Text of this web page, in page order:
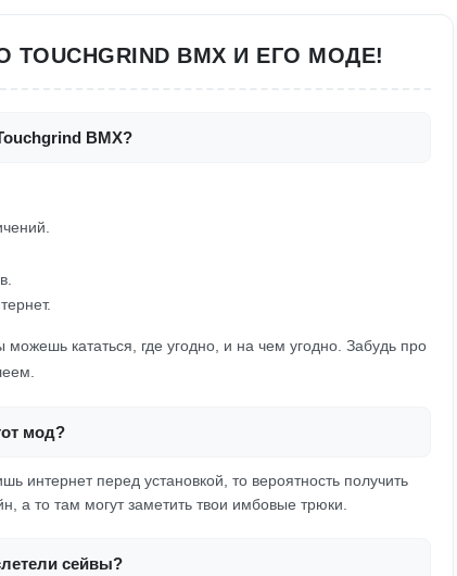
BMX И ЕГО МОДЕ!
BMX?
кататься, где угодно, и на чем угодно. Забудь про
мод?
интернет перед установкой, то вероятность получить
а то там могут заметить твои имбовые трюки.
сейвы?